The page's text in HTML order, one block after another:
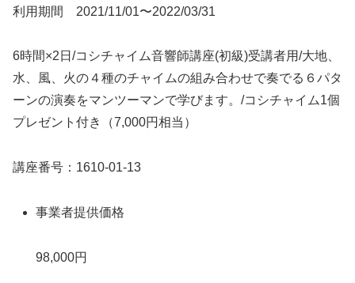
利用期間 2021/11/01〜2022/03/31
6時間×2日/コシチャイム音響師講座(初級)受講者用/大地、
水、風、火の４種のチャイムの組み合わせで奏でる６パタ
ーンの演奏をマンツーマンで学びます。/コシチャイム1個
プレゼント付き（7,000円相当）
講座番号：1610-01-13
事業者提供価格
98,000円